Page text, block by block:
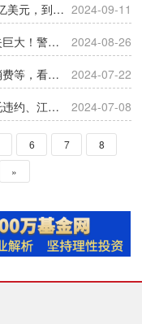
第267期：2024城投境外债发行274.57亿美元，到期127.20亿美元 2024-09-11
第265期：国企可转债退市，投资人损失巨大！警惕风险
2024-08-26
第264期：细分五大项：地产、汽车、消费等，看经济趋势
2024-07-22
第263期：暂停信托代销、退金令、信托违约、江苏泰州信托违约解释
2024-07-08
6 7
8
»